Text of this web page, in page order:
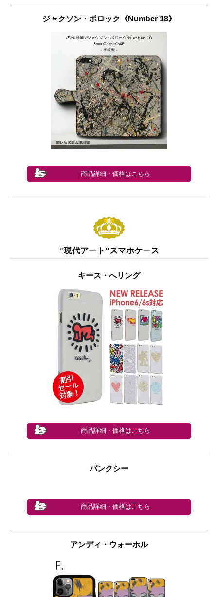
ジャクソン・ポロック《Number 18》
商品詳細・価格はこちら
“現代アート”スマホケース
キース・へリング
商品詳細・価格はこちら
バンクシー
商品詳細・価格はこちら
アンディ・ウォーホル